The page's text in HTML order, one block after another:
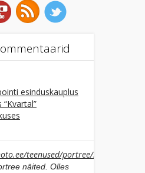
esinduskauplus
teenused/portree/individuaalne-
näited. Olles